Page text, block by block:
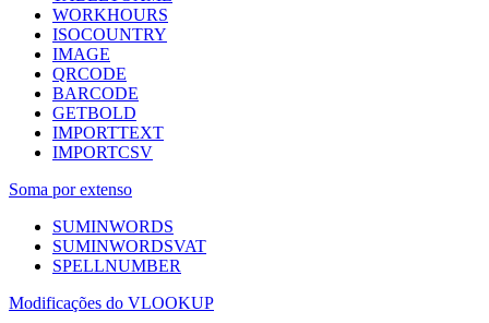
WORKHOURS
ISOCOUNTRY
IMAGE
QRCODE
BARCODE
GETBOLD
IMPORTTEXT
IMPORTCSV
Soma por extenso
SUMINWORDS
SUMINWORDSVAT
SPELLNUMBER
Modificações do VLOOKUP